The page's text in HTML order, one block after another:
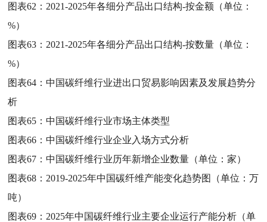
图表62： 2021-2025年各细分产品出口结构-按金额（单位：
%）
图表63： 2021-2025年各细分产品出口结构-按数量（单位：
%）
图表64：中国碳纤维行业进出口贸易影响因素及发展趋势分
析
图表65：中国碳纤维行业市场主体类型
图表66：中国碳纤维行业企业入场方式分析
图表67：中国碳纤维行业历年新增企业数量（单位：家）
图表68： 2019-2025年中国碳纤维产能变化趋势图（单位：万
吨）
图表69： 2025年中国碳纤维行业主要企业运行产能分析（单